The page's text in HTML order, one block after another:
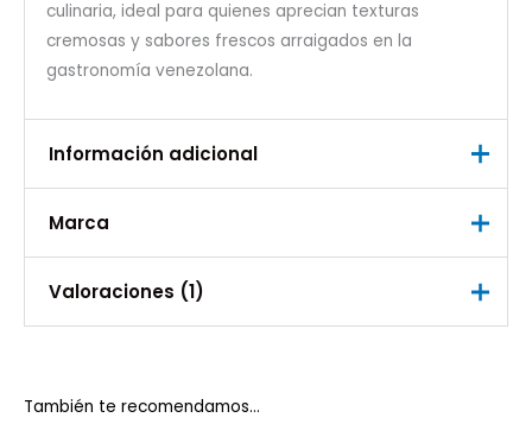
culinaria, ideal para quienes aprecian texturas
cremosas y sabores frescos arraigados en la
gastronomía venezolana.
Información adicional
Peso
Marca
Marca
Galmara
Valoraciones (1)
También te recomendamos…